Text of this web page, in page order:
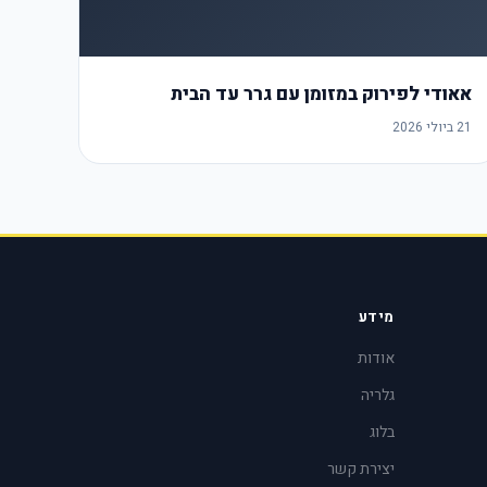
אאודי לפירוק במזומן עם גרר עד הבית
21 ביולי 2026
מידע
אודות
גלריה
בלוג
יצירת קשר